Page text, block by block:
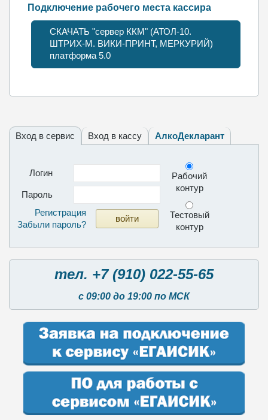
Подключение рабочего места кассира
СКАЧАТЬ "сервер ККМ" (АТОЛ-10.
ШТРИХ-М. ВИКИ-ПРИНТ, МЕРКУРИЙ)
платформа 5.0
Вход в сервис Вход в кассу АлкоДекларант
Логин
Пароль
Регистрация
Забыли пароль?
Рабочий
контур
Тестовый
контур
тел. +7 (910) 022-55-65
с 09:00 до 19:00 по МСК